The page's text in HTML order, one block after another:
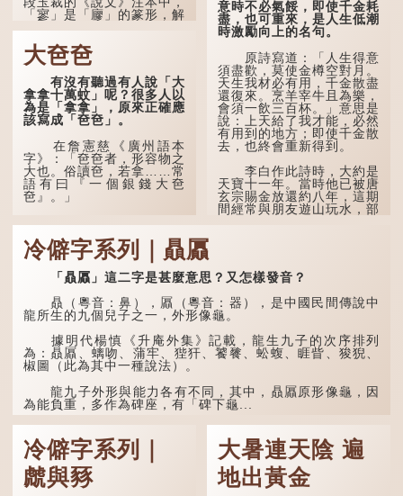
「寥」是「廫」的篆形，解
事，以「寥寥安期，虛質高
清」形容空虛無所事事。
大夿夿
有沒有聽過有人說「大
拿拿十萬蚊」呢？很多人以
為是「拿拿」，原來正確應
該寫成「夿夿」。
在詹憲慈《廣州語本
字》：「夿夿者，形容物之
大也。俗讀夿，若拿……常
語有曰『一個銀錢大夿
夿』。」
「夿」形容大，「一個
銀錢大夿夿」，就形容金錢
數量之大了。「大夿夿十萬
蚊」，就是說十萬元是一筆
大數目了。
不過，「夿」字本音讀
作「巴（bā）」，因此
「大夿夿」理應讀成「大巴
巴」。問題是，若依足本
音，...
意時不必氣餒，即使千金耗
盡，也可重來，是人生低潮
時激勵向上的名句。
原詩寫道：「人生得意
須盡歡，莫使金樽空對月。
天生我材必有用，千金散盡
還復來。烹羊宰牛且為樂，
會須一飲三百杯。」意思是
說：上天給了我才能，必然
有用到的地方；即使千金散
去，也終會重新得到。
李白作此詩時，大約是
天寶十一年。當時他已被唐
玄宗賜金放還約八年，這期
間經常與朋友遊山玩水，部
冷僻字系列｜贔屭
「贔屭」這二字是甚麼意思？又怎樣發音？
贔（粵音：鼻），屭（粵音：器），是中國民間傳說中
龍所生的九個兒子之一，外形像龜。
據明代楊慎《升庵外集》記載，龍生九子的次序排列
為：贔屭、螭吻、蒲牢、狴犴、饕餮、蚣蝮、睚眥、狻猊、
椒圖（此為其中一種說法）。
龍九子外形與能力各有不同，其中，贔屭原形像龜，因
為能負重，多作為碑座，有「碑下龜...
冷僻字系列｜
虤與豩
大暑連天陰 遍
地出黃金